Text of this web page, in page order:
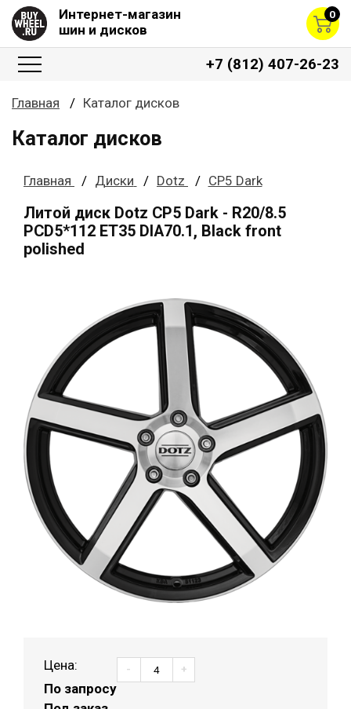
Интернет-магазин
шин и дисков
0
+7 (812) 407-26-23
Главная Каталог дисков
Каталог дисков
Главная Диски Dotz CP5 Dark
Литой диск Dotz CP5 Dark - R20/8.5
PCD5*112 ET35 DIA70.1, Black front
polished
Цена:
По запросу
- +